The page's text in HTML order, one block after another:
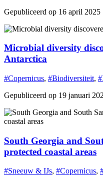
Gepubliceerd op 16 april 2025
Microbial diversity
Antarctica
#Copernicus, #Biodiversiteit,
Gepubliceerd op 19 januari
South Georgia and
protected coastal areas
#Sneeuw & IJs, #Copernicus,